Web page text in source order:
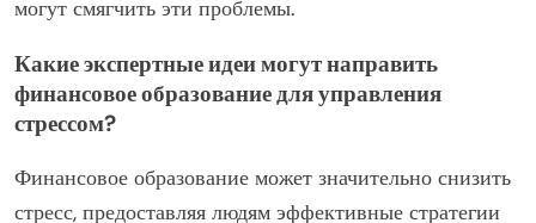
могут смягчить эти проблемы.
Какие экспертные идеи могут направить
финансовое образование для управления
стрессом?
Финансовое образование может значительно снизить
стресс, предоставляя людям эффективные стратегии